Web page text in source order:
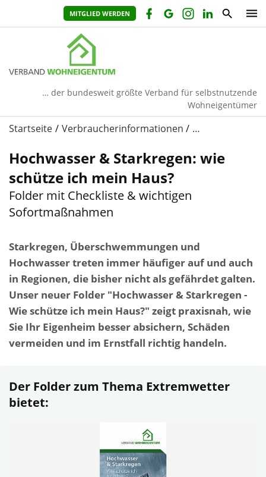
MITGLIED WERDEN
… der bundesweit größte Verband für selbstnutzende
Wohneigentümer
Startseite Verbraucherinformationen …
Hochwasser & Starkregen: wie
schütze ich mein Haus?
Folder mit Checkliste & wichtigen
Sofortmaßnahmen
Starkregen, Überschwemmungen und
Hochwasser treten immer häufiger auf und auch
in Regionen, die bisher nicht als gefährdet galten.
Unser neuer Folder "Hochwasser & Starkregen -
Wie schütze ich mein Haus?" zeigt praxisnah, wie
Sie Ihr Eigenheim besser absichern, Schäden
vermeiden und im Ernstfall richtig handeln.
Der Folder zum Thema Extremwetter
bietet: